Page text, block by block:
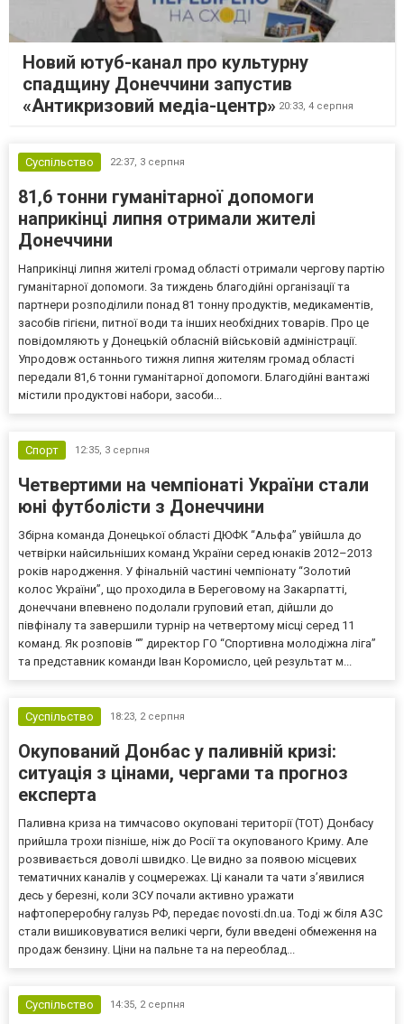
Новий ютуб-канал про культурну
спадщину Донеччини запустив
«Антикризовий медіа-центр» 20:33, 4 серпня
Суспільство 22:37, 3 серпня
81,6 тонни гуманітарної допомоги
наприкінці липня отримали жителі
Донеччини
Наприкінці липня жителі громад області отримали чергову партію
гуманітарної допомоги. За тиждень благодійні організації та
партнери розподілили понад 81 тонну продуктів, медикаментів,
засобів гігієни, питної води та інших необхідних товарів. Про це
повідомляють у Донецькій обласній військовій адміністрації.
Упродовж останнього тижня липня жителям громад області
передали 81,6 тонни гуманітарної допомоги. Благодійні вантажі
містили продуктові набори, засоби...
Спорт 12:35, 3 серпня
Четвертими на чемпіонаті України стали
юні футболісти з Донеччини
Збірна команда Донецької області ДЮФК “Альфа” увійшла до
четвірки найсильніших команд України серед юнаків 2012–2013
років народження. У фінальній частині чемпіонату “Золотий
колос України”, що проходила в Береговому на Закарпатті,
донеччани впевнено подолали груповий етап, дійшли до
півфіналу та завершили турнір на четвертому місці серед 11
команд. Як розповів “” директор ГО “Спортивна молодіжна ліга”
та представник команди Іван Коромисло, цей результат м...
Суспільство 18:23, 2 серпня
Окупований Донбас у паливній кризі:
ситуація з цінами, чергами та прогноз
експерта
Паливна криза на тимчасово окуповані території (ТОТ) Донбасу
прийшла трохи пізніше, ніж до Росії та окупованого Криму. Але
розвивається доволі швидко. Це видно за появою місцевих
тематичних каналів у соцмережах. Ці канали та чати з’явилися
десь у березні, коли ЗСУ почали активно уражати
нафтопереробну галузь РФ, передає novosti.dn.ua. Тоді ж біля АЗС
стали вишиковуватися великі черги, були введені обмеження на
продаж бензину. Ціни на пальне та на переоблад...
Суспільство 14:35, 2 серпня